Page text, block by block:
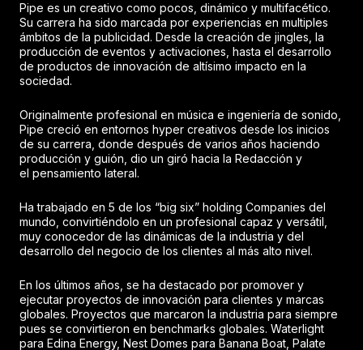
Pipe es un creativo como pocos, dinámico y multifacético.
Su carrera ha sido marcada por experiencias en multiples
ámbitos de la publicidad. Desde la creación de jingles, la
producción de eventos y activaciones, hasta el desarrollo
de productos de innovación de altísimo impacto en la
sociedad.
Originalmente profesional en música e ingeniería de sonido,
Pipe creció en entornos hyper creativos desde los inicios
de su carrera, donde después de varios años haciendo
producción y guión, dio un giró hacia la Redacción y
el pensamiento lateral.
Ha trabajado en 5 de los “big six” holding Companies del
mundo, convirtiéndolo en un profesional capaz y versátil,
muy conocedor de las dinámicas de la industria y del
desarrollo del negocio de los clientes al más alto nivel.
En los últimos años, se ha destacado por promover y
ejecutar proyectos de innovación para clientes y marcas
globales. Proyectos que marcaron la industria para siempre
pues se convirtieron en benchmarks globales. Waterlight
para Edina Energy, Nest Domes para Banana Boat, Palate